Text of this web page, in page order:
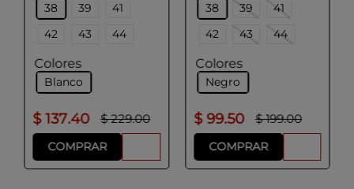
38 39
41
42
43 44
Colores
Blanco
$ 137.40 $ 229.00
COMPRAR
38 39
41
42
43 44
Colores
Negro
$ 99.50 $ 199.00
COMPRAR